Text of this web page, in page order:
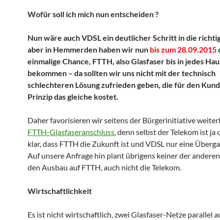
Wofür soll ich mich nun entscheiden ?
Nun wäre auch VDSL ein deutlicher Schritt in die
aber in Hemmerden haben wir nun bis zum 28.09.2015
einmalige Chance, FTTH, also Glasfaser bis in jedes
bekommen – da sollten wir uns nicht mit der technisch
schlechteren Lösung zufrieden geben, die für den
Prinzip das gleiche kostet.
Daher favorisieren wir seitens der Bürgerinitiative
FTTH-Glasfaseranschluss , denn selbst der Telekom ist ja
klar, dass FTTH die Zukunft ist und VDSL nur eine
Auf unsere Anfrage hin plant übrigens keiner der
den Ausbau auf FTTH, auch nicht die Telekom.
Wirtschaftlichkeit
Es ist nicht wirtschaftlich, zwei Glasfaser-Netze parallel